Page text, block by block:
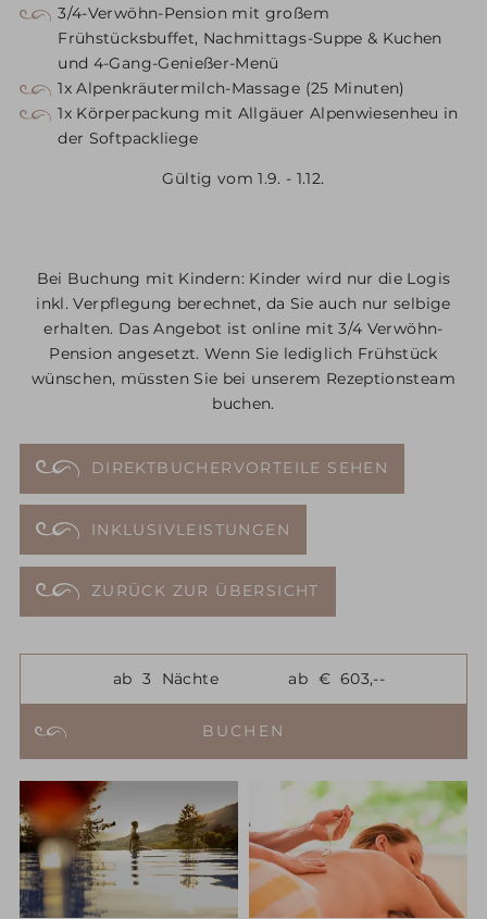
3/4-Verwöhn-Pension mit großem
Frühstücksbuffet, Nachmittags-Suppe & Kuchen
und 4-Gang-Genießer-Menü
1x Alpenkräutermilch-Massage (25 Minuten)
1x Körperpackung mit Allgäuer Alpenwiesenheu in
der Softpackliege
Gültig vom 1.9. - 1.12.
Bei Buchung mit Kindern: Kinder wird nur die Logis
inkl. Verpflegung berechnet, da Sie auch nur selbige
erhalten. Das Angebot ist online mit 3/4 Verwöhn-
Pension angesetzt. Wenn Sie lediglich Frühstück
wünschen, müssten Sie bei unserem Rezeptionsteam
buchen.
DIREKTBUCHERVORTEILE SEHEN
INKLUSIVLEISTUNGEN
ZURÜCK ZUR ÜBERSICHT
ab 3 Nächte ab € 603,--
BUCHEN